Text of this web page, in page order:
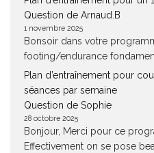
Question de Arnaud.B
1 novembre 2025
Bonsoir dans votre
footing/endurance
Plan d’entraînement pour
séances par semaine
Question de Sophie
28 octobre 2025
Bonjour, Merci pour ce
Effectivement on se pose